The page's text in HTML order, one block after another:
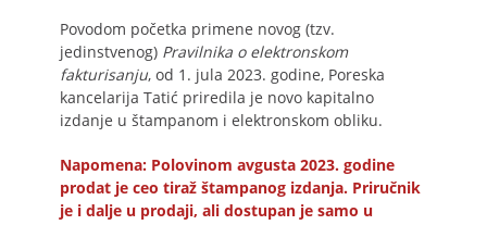
Povodom početka primene novog (tzv.
jedinstvenog) Pravilnika o elektronskom
fakturisanju, od 1. jula 2023. godine, Poreska
kancelarija Tatić priredila je novo kapitalno
izdanje u štampanom i elektronskom obliku.
Napomena: Polovinom avgusta 2023. godine
prodat je ceo tiraž štampanog izdanja. Priručnik
je i dalje u prodaji, ali dostupan je samo u